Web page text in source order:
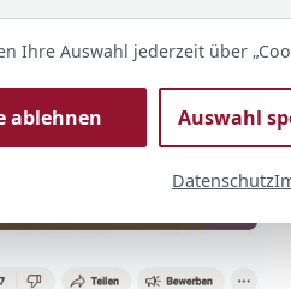
Ihre Auswahl jederzeit über
ablehnen Auswahl
Datenschutz